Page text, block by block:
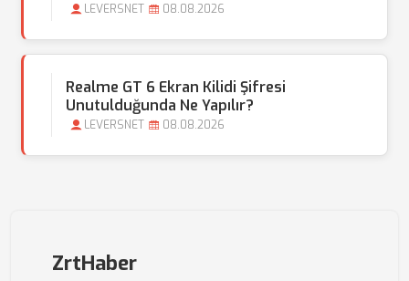
LEVERSNET 08.08.2026
Realme GT 6 Ekran Kilidi Şifresi
Unutulduğunda Ne Yapılır?
LEVERSNET 08.08.2026
ZrtHaber